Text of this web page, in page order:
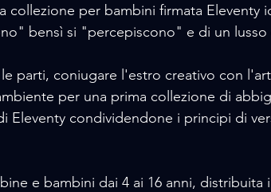
collezione per bambini firmata Eleventy
bensì si "percepiscono" e di un lusso
parti, coniugare l'estro creativo con
per una prima collezione di
Eleventy condividendone i principi di
e bambini dai 4 ai 16 anni, distribuita